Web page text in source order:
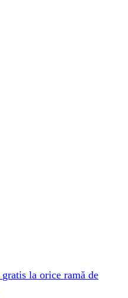
gratis la orice ramă de